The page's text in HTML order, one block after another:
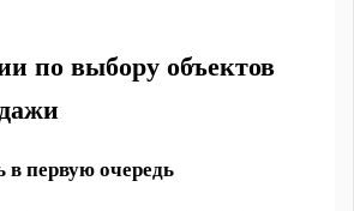
по выбору объектов
в первую очередь